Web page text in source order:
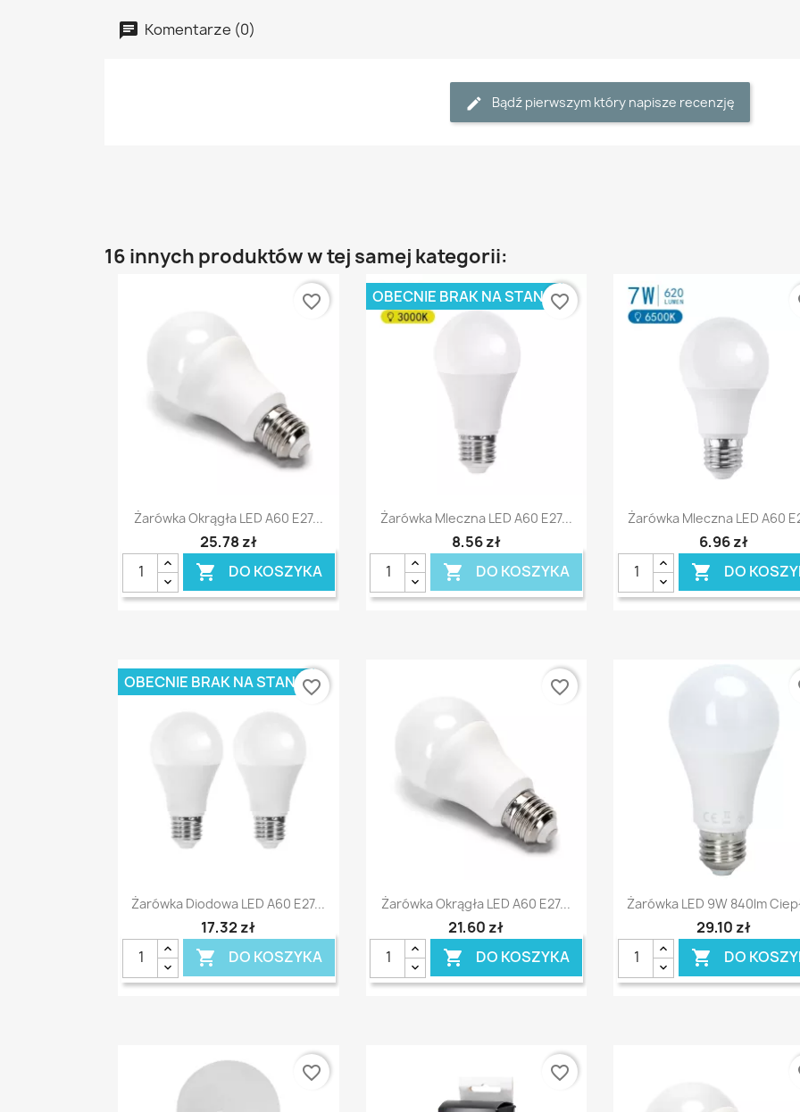
Komentarze (0)
Bądź pierwszym który napisze recenzję
16 innych produktów w tej samej kategorii:
Szybki podgląd
Żarówka Okrągła LED A60 E27...
25,78 zł
 DO KOSZYKA
favorite_border
Szybki podgląd
Żarówka Mleczna LED A60 E27...
8,56 zł
 DO KOSZYKA
OBECNIE BRAK NA STANIEfavorite_border
Szybki podgląd
Żarówka Mleczna LED A60
6,96 zł
 DO
Szybki podgląd
Żarówka Diodowa LED A60 E27...
17,32 zł
 DO KOSZYKA
OBECNIE BRAK NA STANIEfavorite_border
Szybki podgląd
Żarówka Okrągła LED A60 E27...
21,60 zł
 DO KOSZYKA
favorite_border
Szybki podgląd
Żarówka LED 9W 840lm
29,10 zł
 DO
favorite_border favorite_border